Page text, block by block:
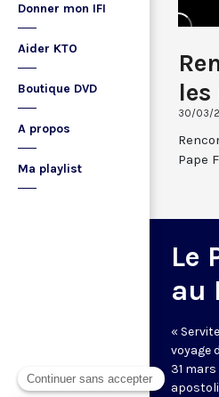
Donner mon IFI
Aider KTO
Boutique DVD
A propos
Ma playlist
30/03/
Pape
Le
au
«
voyage
31